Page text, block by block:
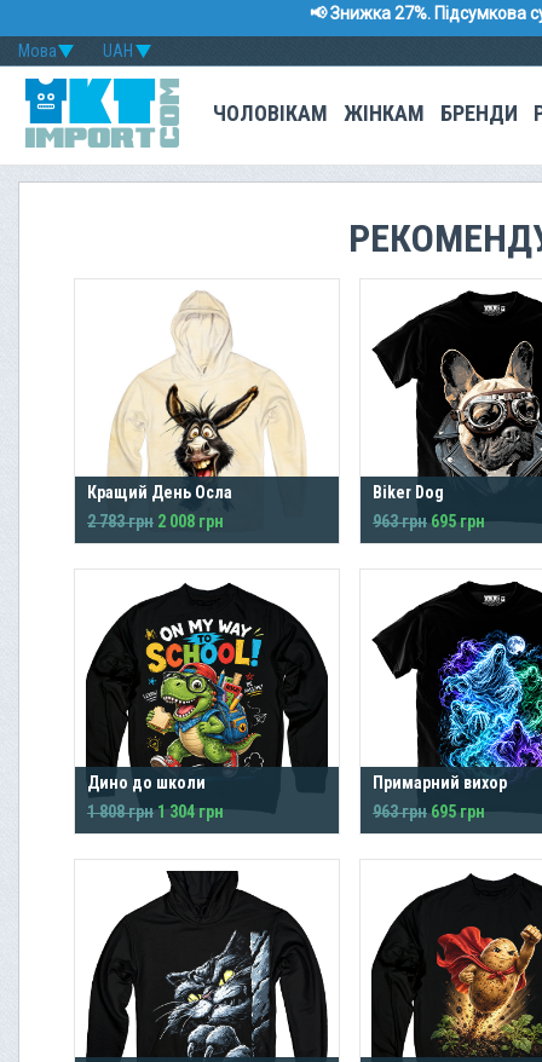
📢 Знижка 27%. Підсумкова
UAH
Мова
ЧОЛОВІКАМ ЖІНКАМ БРЕНДИ
Кращий День Осла
2 783 грн 2 008 грн
Biker Dog
963 грн 695 грн
Дино до школи
1 808 грн1 304 грн
Примарний вихор
963 грн 695 грн